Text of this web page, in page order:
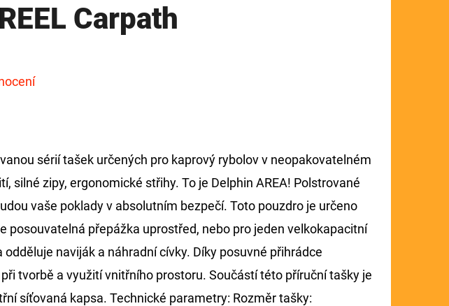
Carpath
sérií tašek určených pro kaprový rybolov v neopakovatelném
silné zipy, ergonomické střihy. To je Delphin AREA! Polstrované
vaše poklady v absolutním bezpečí. Toto pouzdro je určeno
posouvatelná přepážka uprostřed, nebo pro jeden velkokapacitní
odděluje naviják a náhradní cívky. Díky posuvné přihrádce
tvorbě a využití vnitřního prostoru. Součástí této příruční tašky je
síťovaná kapsa. Technické parametry: Rozměr tašky: